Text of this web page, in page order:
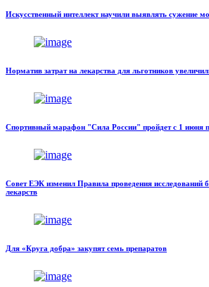
Искусственный интеллект научили выявлять сужение
Норматив затрат на лекарства для льготников
Спортивный марафон "Сила России" пройдет с 1 июня
Совет ЕЭК изменил Правила проведения исследований
лекарств
Для «Круга добра» закупят семь препаратов